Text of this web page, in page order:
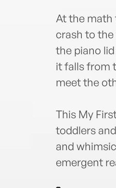
At the math
crash to
the piano
it falls from
meet the
This My
toddlers
and
emergent